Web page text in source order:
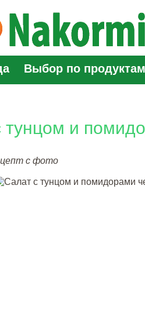
Выбор по продуктам
тунцом и
с фото